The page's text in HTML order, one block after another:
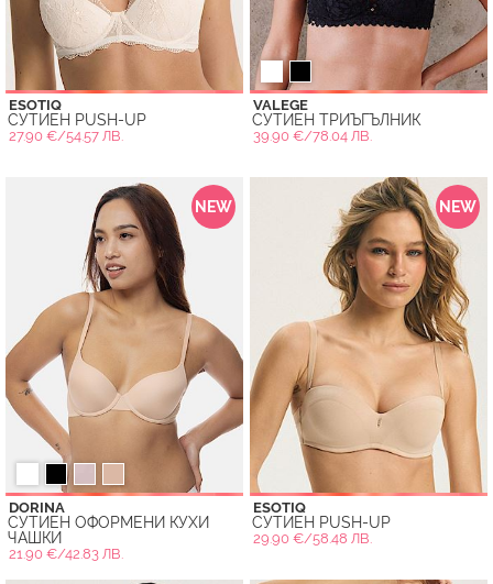
ESOTIQ
СУТИЕН PUSH-UP
27.90 €/54.57 ЛВ.
VALEGE
СУТИЕН ТРИЪГЪЛНИК
39.90 €/78.04 ЛВ.
NEW
DORINA
СУТИЕН ОФОРМЕНИ КУХИ
ЧАШКИ
21.90 €/42.83 ЛВ.
NEW
ESOTIQ
СУТИЕН PUSH-UP
29.90 €/58.48 ЛВ.